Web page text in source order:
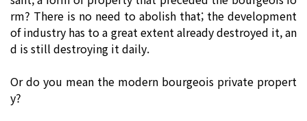
rm? There is no need to abolish that; the development
of industry has to a great extent already destroyed it, an
d is still destroying it daily.
Or do you mean the modern bourgeois private propert
y?